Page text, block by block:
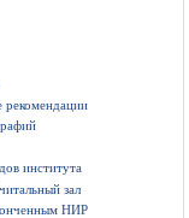
рекомендации
института
зал
НИР